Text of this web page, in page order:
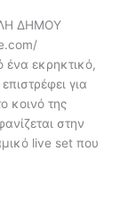
ΔΗΜΟΥ
εκρηκτικό,
για
κοινό της
στην
live set που